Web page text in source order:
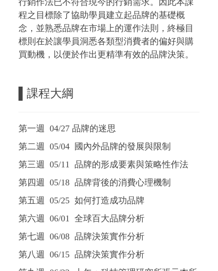
行銷作法已不符合現今的行銷需求。因此本課
程之目標除了協助學員建立起品牌的基礎概
念，並熟悉品牌在市場上的運作法則，終極目
標則在於讓學員洞悉各類型消費者的偏好與購
買動機，以便於作出更精準有效的品牌決策。
課程大綱
第一週 04/27 品牌的迷思
第二週 05/04 國內外品牌的發展與限制
第三週 05/11 品牌的形成要素與策略性作法
第四週 05/18 品牌背後的消費心理機制
第五週 05/25 如何打造成功品牌
第六週 06/01 全球百大品牌分析
第七週 06/08 品牌決策實作分析
第八週 06/15 品牌決策實作分析